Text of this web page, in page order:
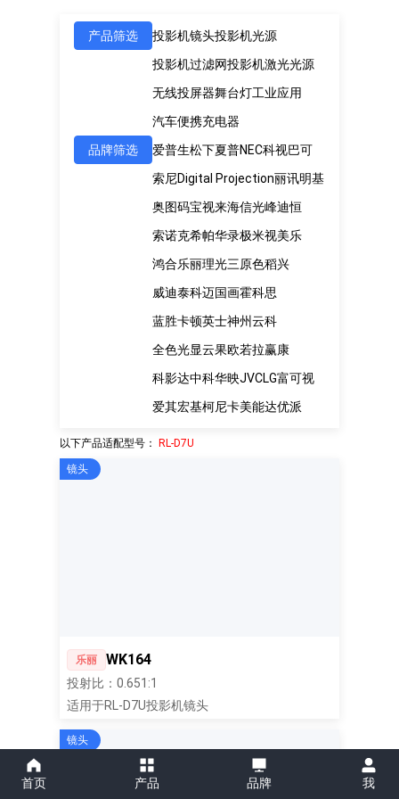
产品筛选 投影机镜头投影机光源
投影机过滤网投影机激光光源
无线投屏器舞台灯工业应用
汽车便携充电器
品牌筛选
爱普生松下夏普NEC科视巴可
索尼Digital Projection丽讯明基
奥图码宝视来海信光峰迪恒
索诺克希帕华录极米视美乐
鸿合乐丽理光三原色稻兴
威迪泰科迈国画霍科思
蓝胜卡顿英士神州云科
全色光显云果欧若拉赢康
科影达中科华映JVCLG富可视
爱其宏基柯尼卡美能达优派
以下产品适配型号： RL-D7U
乐丽 WK164
投射比：0.651:1
适用于RL-D7U投影机镜头
镜头
镜头
首页 产品 品牌 我